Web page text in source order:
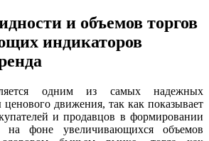
и объемов торгов
индикаторов
одним из самых надежных
движения, так как показывает
и продавцов в формировании
фоне увеличивающихся объемов